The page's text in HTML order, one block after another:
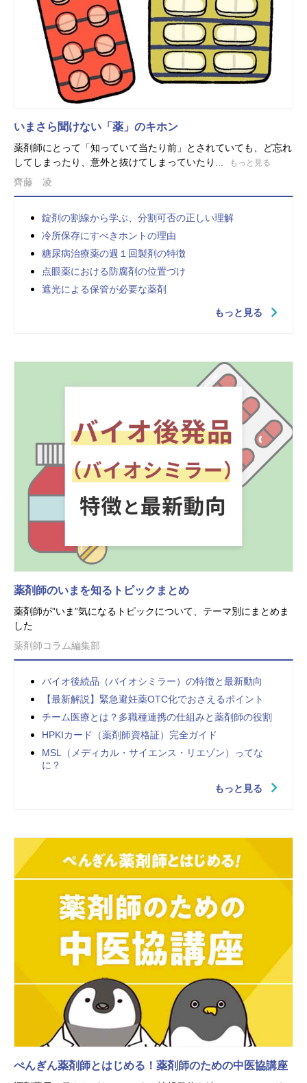
いまさら聞けない「薬」のキホン
薬剤師にとって「知っていて当たり前」とされていても、ど忘れ
してしまったり、意外と抜けてしまっていたり...
もっと見る
齊藤 凌
錠剤の割線から学ぶ、分割可否の正しい理解
冷所保存にすべきホントの理由
糖尿病治療薬の週１回製剤の特徴
点眼薬における防腐剤の位置づけ
遮光による保管が必要な薬剤
もっと見る
薬剤師のいまを知るトピックまとめ
薬剤師が”いま”気になるトピックについて、テーマ別にまとめま
した
薬剤師コラム編集部
バイオ後続品（バイオシミラー）の特徴と最新動向
【最新解説】緊急避妊薬OTC化でおさえるポイント
チーム医療とは？多職種連携の仕組みと薬剤師の役割
HPKIカード（薬剤師資格証）完全ガイド
MSL（メディカル・サイエンス・リエゾン）ってな
に？
もっと見る
ぺんぎん薬剤師とはじめる！薬剤師のための中医協講座